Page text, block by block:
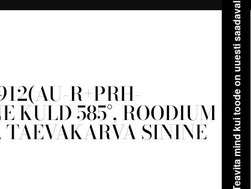
R+PRH-
KULD 585°, ROODIUM
SININE Teavita mind kui toode on uuesti saadaval